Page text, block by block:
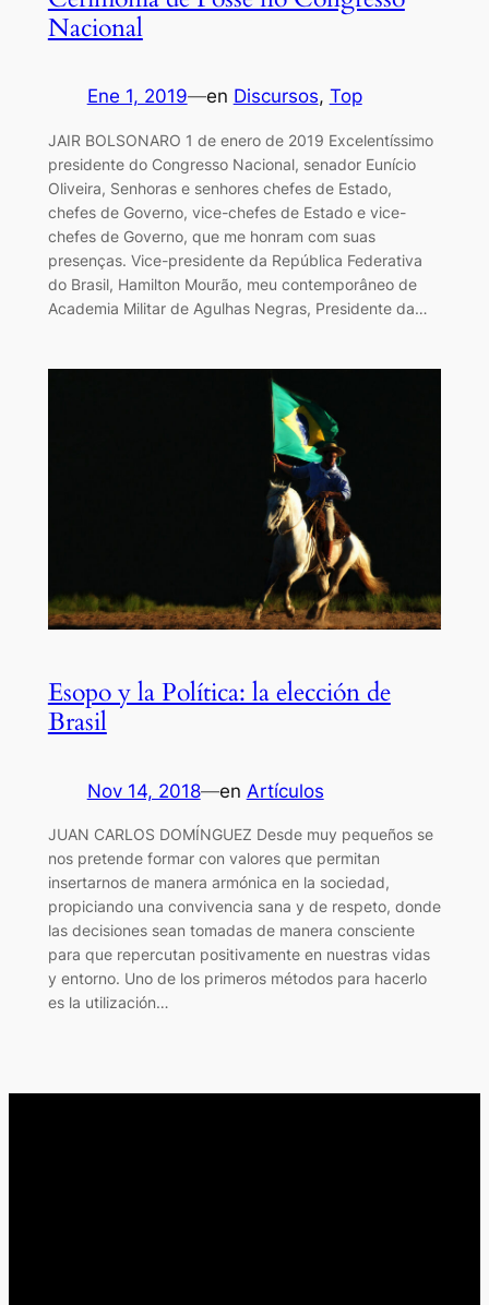
Nacional
Ene 1, 2019—en Discursos, Top
JAIR BOLSONARO 1 de enero de 2019 Excelentíssimo
presidente do Congresso Nacional, senador Eunício
Oliveira, Senhoras e senhores chefes de Estado,
chefes de Governo, vice-chefes de Estado e vice-
chefes de Governo, que me honram com suas
presenças. Vice-presidente da República Federativa
do Brasil, Hamilton Mourão, meu contemporâneo de
Academia Militar de Agulhas Negras, Presidente da…
Esopo y la Política: la elección de
Brasil
Nov 14, 2018—en Artículos
JUAN CARLOS DOMÍNGUEZ Desde muy pequeños se
nos pretende formar con valores que permitan
insertarnos de manera armónica en la sociedad,
propiciando una convivencia sana y de respeto, donde
las decisiones sean tomadas de manera consciente
para que repercutan positivamente en nuestras vidas
y entorno. Uno de los primeros métodos para hacerlo
es la utilización…